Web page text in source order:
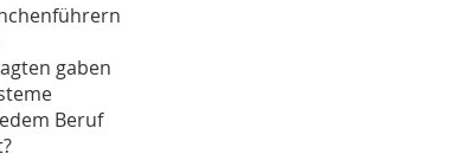
gaben
Beruf